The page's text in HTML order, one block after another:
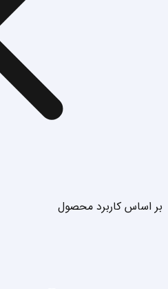
بر اساس کاربرد محصول